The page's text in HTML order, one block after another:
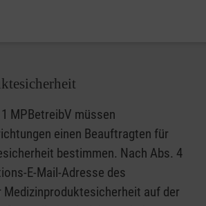
MPBetreibV müssen
einen Beauftragten für
bestimmen. Nach Abs. 4
E-Mail-Adresse des
auf der